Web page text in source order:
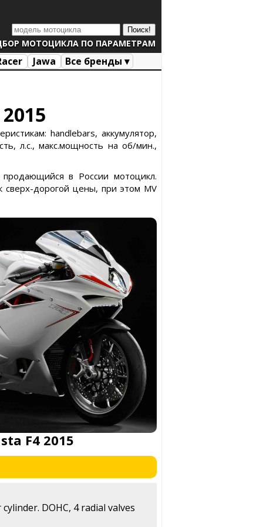
МОТОЦИКЛА ПО ПАРАМЕТРАМ
Jawa Все бренды ▾
handlebars, аккумулятор,
л.с., макс.мощность на об/мин.,
в России мотоцикл.
дорогой цены, при этом MV
F4 2015
DOHC, 4 radial valves